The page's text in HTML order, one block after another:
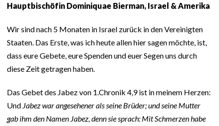
Hauptbischöfin Dominiquae Bierman, Israel & Amerika
Wir sind nach 5 Monaten in Israel zurück in den Vereinigten
Staaten. Das Erste, was ich heute allen hier sagen möchte, ist,
dass eure Gebete, eure Spenden und euer Segen uns durch
diese Zeit getragen haben.
Das Gebet des Jabez von 1.Chronik 4,9 ist in meinem Herzen:
Und Jabez war angesehener als seine Brüder; und seine Mutter
gab ihm den Namen Jabez, denn sie sprach: Mit Schmerzen habe